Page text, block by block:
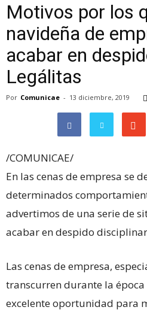
Motivos por los
navideña de
acabar en
Legálitas
Por Comunicae - 13 diciembre, 2019
/COMUNICAE/
En las cenas de empresa se
determinados
advertimos de una serie de
acabar en despido
Las cenas de empresa,
transcurren durante la
excelente oportunidad para